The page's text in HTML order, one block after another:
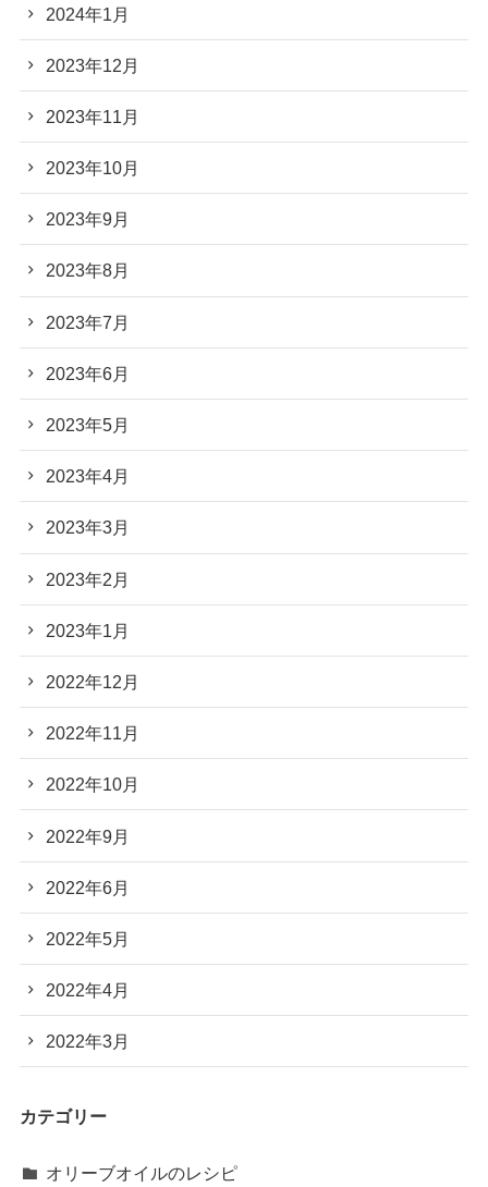
2024年1月
2023年12月
2023年11月
2023年10月
2023年9月
2023年8月
2023年7月
2023年6月
2023年5月
2023年4月
2023年3月
2023年2月
2023年1月
2022年12月
2022年11月
2022年10月
2022年9月
2022年6月
2022年5月
2022年4月
2022年3月
カテゴリー
オリーブオイルのレシピ